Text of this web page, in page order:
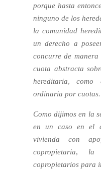
porque hasta
ninguno de los
la comunidad
un derecho a
concurre de manera
cuota abstracta
hereditaria,
ordinaria por cuotas.
Como dijimos en la
en un caso en el
vivienda con
copropietaria,
copropietarios para